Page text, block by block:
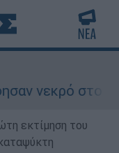
νεκρό στο
εκτίμηση του